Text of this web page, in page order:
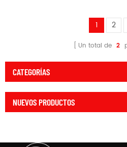
1 2
Un total de 2
CATEGORÍAS
NUEVOS PRODUCTOS